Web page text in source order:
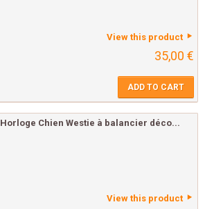
View this product
35,00 €
ADD TO CART
Horloge Chien Westie à balancier déco...
View this product